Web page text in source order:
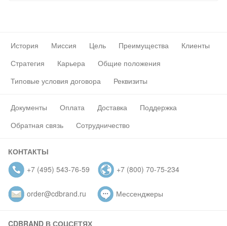
История Миссия Цель Преимущества
Клиенты
Стратегия
Карьера
Общие положения
Типовые условия договора
Реквизиты
Документы Оплата Доставка
Поддержка
Обратная связь
Сотрудничество
КОНТАКТЫ
+7 (495) 543-76-59
+7 (800) 70-75-234
order@cdbrand.ru Мессенджеры
CDBRAND В СОЦСЕТЯХ